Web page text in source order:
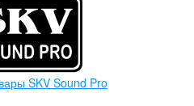
SKV Sound Pro